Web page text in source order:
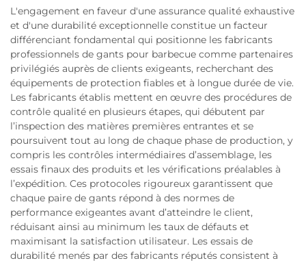
L'engagement en faveur d'une assurance qualité exhaustive
et d'une durabilité exceptionnelle constitue un facteur
différenciant fondamental qui positionne les fabricants
professionnels de gants pour barbecue comme partenaires
privilégiés auprès de clients exigeants, recherchant des
équipements de protection fiables et à longue durée de vie.
Les fabricants établis mettent en œuvre des procédures de
contrôle qualité en plusieurs étapes, qui débutent par
l’inspection des matières premières entrantes et se
poursuivent tout au long de chaque phase de production, y
compris les contrôles intermédiaires d’assemblage, les
essais finaux des produits et les vérifications préalables à
l’expédition. Ces protocoles rigoureux garantissent que
chaque paire de gants répond à des normes de
performance exigeantes avant d’atteindre le client,
réduisant ainsi au minimum les taux de défauts et
maximisant la satisfaction utilisateur. Les essais de
durabilité menés par des fabricants réputés consistent à